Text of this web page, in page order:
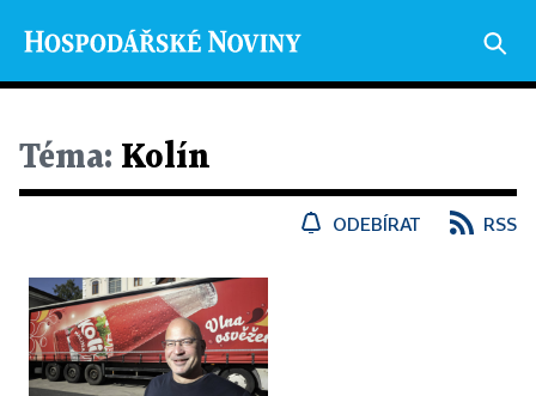
Téma: Kolín
ODEBÍRAT RSS